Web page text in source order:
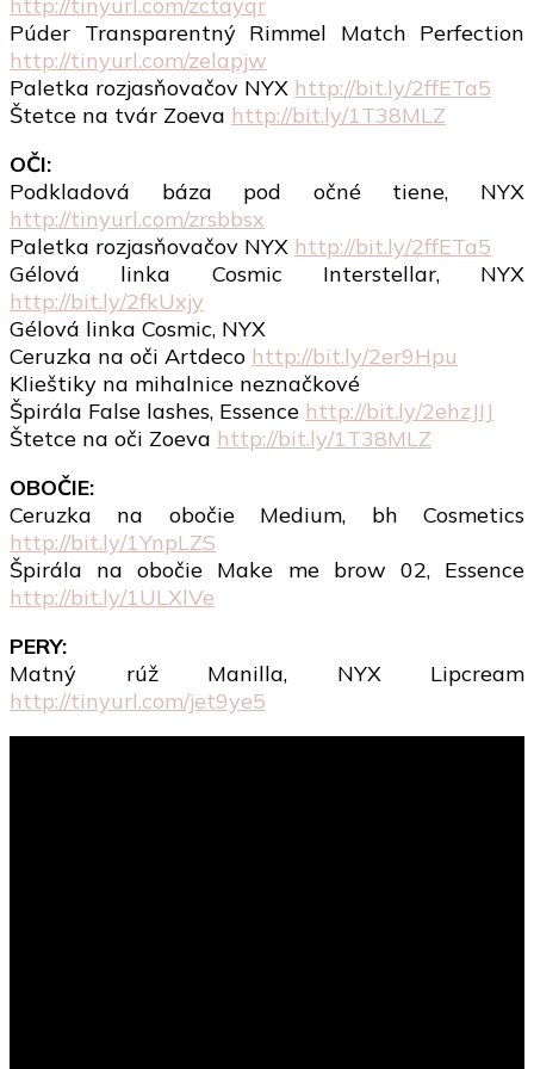
Púder Transparentný Rimmel Match Perfection
http://tinyurl.com/zelapjw
Paletka rozjasňovačov NYX http://bit.ly/2ffETa5
Štetce na tvár Zoeva http://bit.ly/1T38MLZ
OČI:
Podkladová báza pod očné tiene, NYX
http://tinyurl.com/zrsbbsx
Paletka rozjasňovačov NYX http://bit.ly/2ffETa5
Gélová linka Cosmic Interstellar, NYX
http://bit.ly/2fkUxjy
Gélová linka Cosmic, NYX
Ceruzka na oči Artdeco http://bit.ly/2er9Hpu
Klieštiky na mihalnice neznačkové
Špirála False lashes, Essence http://bit.ly/2ehzJIJ
Štetce na oči Zoeva http://bit.ly/1T38MLZ
OBOČIE:
Ceruzka na obočie Medium, bh Cosmetics
http://bit.ly/1YnpLZS
Špirála na obočie Make me brow 02, Essence
http://bit.ly/1ULXlVe
PERY:
Matný rúž Manilla, NYX Lipcream
http://tinyurl.com/jet9ye5